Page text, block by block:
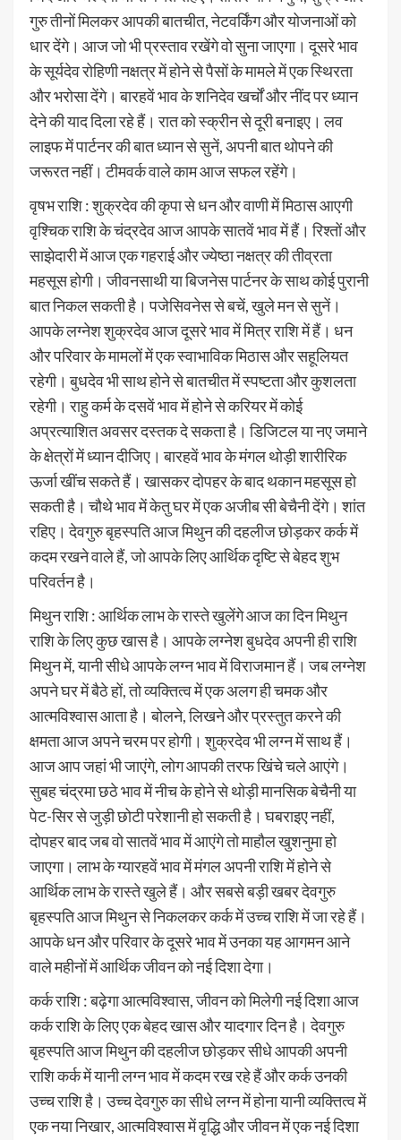
गुरु तीनों मिलकर आपकी बातचीत, नेटवर्किंग और योजनाओं को
धार देंगे। आज जो भी प्रस्ताव रखेंगे वो सुना जाएगा। दूसरे भाव
के सूर्यदेव रोहिणी नक्षत्र में होने से पैसों के मामले में एक स्थिरता
और भरोसा देंगे। बारहवें भाव के शनिदेव खर्चों और नींद पर ध्यान
देने की याद दिला रहे हैं। रात को स्क्रीन से दूरी बनाइए। लव
लाइफ में पार्टनर की बात ध्यान से सुनें, अपनी बात थोपने की
जरूरत नहीं। टीमवर्क वाले काम आज सफल रहेंगे।
वृषभ राशि : शुक्रदेव की कृपा से धन और वाणी में मिठास आएगी
वृश्चिक राशि के चंद्रदेव आज आपके सातवें भाव में हैं। रिश्तों और
साझेदारी में आज एक गहराई और ज्येष्ठा नक्षत्र की तीव्रता
महसूस होगी। जीवनसाथी या बिजनेस पार्टनर के साथ कोई पुरानी
बात निकल सकती है। पजेसिवनेस से बचें, खुले मन से सुनें।
आपके लग्नेश शुक्रदेव आज दूसरे भाव में मित्र राशि में हैं। धन
और परिवार के मामलों में एक स्वाभाविक मिठास और सहूलियत
रहेगी। बुधदेव भी साथ होने से बातचीत में स्पष्टता और कुशलता
रहेगी। राहु कर्म के दसवें भाव में होने से करियर में कोई
अप्रत्याशित अवसर दस्तक दे सकता है। डिजिटल या नए जमाने
के क्षेत्रों में ध्यान दीजिए। बारहवें भाव के मंगल थोड़ी शारीरिक
ऊर्जा खींच सकते हैं। खासकर दोपहर के बाद थकान महसूस हो
सकती है। चौथे भाव में केतु घर में एक अजीब सी बेचैनी देंगे। शांत
रहिए। देवगुरु बृहस्पति आज मिथुन की दहलीज छोड़कर कर्क में
कदम रखने वाले हैं, जो आपके लिए आर्थिक दृष्टि से बेहद शुभ
परिवर्तन है।
मिथुन राशि : आर्थिक लाभ के रास्ते खुलेंगे आज का दिन मिथुन
राशि के लिए कुछ खास है। आपके लग्नेश बुधदेव अपनी ही राशि
मिथुन में, यानी सीधे आपके लग्न भाव में विराजमान हैं। जब लग्नेश
अपने घर में बैठे हों, तो व्यक्तित्व में एक अलग ही चमक और
आत्मविश्वास आता है। बोलने, लिखने और प्रस्तुत करने की
क्षमता आज अपने चरम पर होगी। शुक्रदेव भी लग्न में साथ हैं।
आज आप जहां भी जाएंगे, लोग आपकी तरफ खिंचे चले आएंगे।
सुबह चंद्रमा छठे भाव में नीच के होने से थोड़ी मानसिक बेचैनी या
पेट-सिर से जुड़ी छोटी परेशानी हो सकती है। घबराइए नहीं,
दोपहर बाद जब वो सातवें भाव में आएंगे तो माहौल खुशनुमा हो
जाएगा। लाभ के ग्यारहवें भाव में मंगल अपनी राशि में होने से
आर्थिक लाभ के रास्ते खुले हैं। और सबसे बड़ी खबर देवगुरु
बृहस्पति आज मिथुन से निकलकर कर्क में उच्च राशि में जा रहे हैं।
आपके धन और परिवार के दूसरे भाव में उनका यह आगमन आने
वाले महीनों में आर्थिक जीवन को नई दिशा देगा।
कर्क राशि : बढ़ेगा आत्मविश्वास, जीवन को मिलेगी नई दिशा आज
कर्क राशि के लिए एक बेहद खास और यादगार दिन है। देवगुरु
बृहस्पति आज मिथुन की दहलीज छोड़कर सीधे आपकी अपनी
राशि कर्क में यानी लग्न भाव में कदम रख रहे हैं और कर्क उनकी
उच्च राशि है। उच्च देवगुरु का सीधे लग्न में होना यानी व्यक्तित्व में
एक नया निखार, आत्मविश्वास में वृद्धि और जीवन में एक नई दिशा